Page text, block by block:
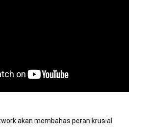
akan membahas peran krusial